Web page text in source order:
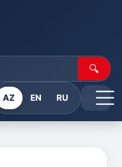
🔍
AZ EN RU